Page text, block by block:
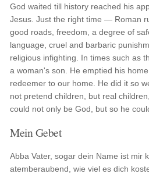
God waited till history reached his
Jesus. Just the right time — Roman
good roads, freedom, a degree of
language, cruel and barbaric
religious infighting. In times such as
a woman's son. He emptied his
redeemer to our home. He did it so
not pretend children, but real
could not only be God, but so he
Mein Gebet
Abba Vater, sogar dein Name ist mir
atemberaubend, wie viel es dich